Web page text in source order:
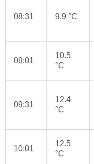
08:31 9.9 °C
09:01
10.5
°C
09:31
12.4
°C
10:01
12.5
°C